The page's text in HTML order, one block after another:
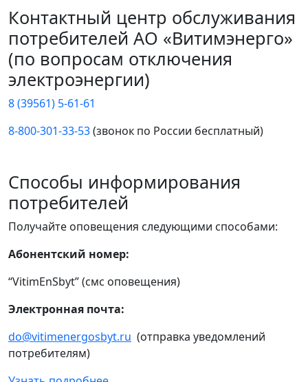
Контактный центр обслуживания
потребителей АО «Витимэнерго»
(по вопросам отключения
электроэнергии)
8 (39561) 5-61-61
8-800-301-33-53(звонок по России бесплатный)
Способы информирования
потребителей
Получайте оповещения следующими способами:
Абонентский номер:
“VitimEnSbyt” (смс оповещения)
Электронная почта:
do@vitimenergosbyt.ru (отправка уведомлений
потребителям)